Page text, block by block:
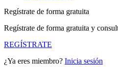
Regístrate de forma gratuita
Regístrate de forma gratuita y
REGÍSTRATE
¿Ya eres miembro? Inicia sesión